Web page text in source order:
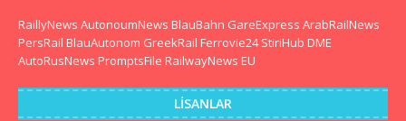
RaillyNews AutonoumNews BlauBahn GareExpress ArabRailNews
PersRail BlauAutonom GreekRail Ferrovie24 StiriHub DME
AutoRusNews PromptsFile RailwayNews EU
LISANLAR